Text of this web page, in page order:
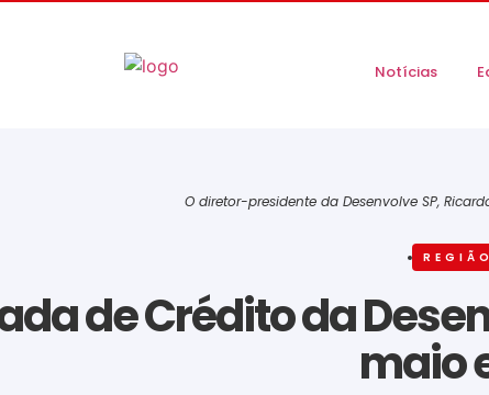
Notícias
O diretor-presidente da Desenvolve SP,
REGIÃO
de Crédito da
maio